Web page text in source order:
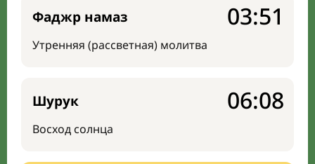
Фаджр намаз
Утренняя (рассветная) молитва
03:51
Шурук
Восход солнца
06:08